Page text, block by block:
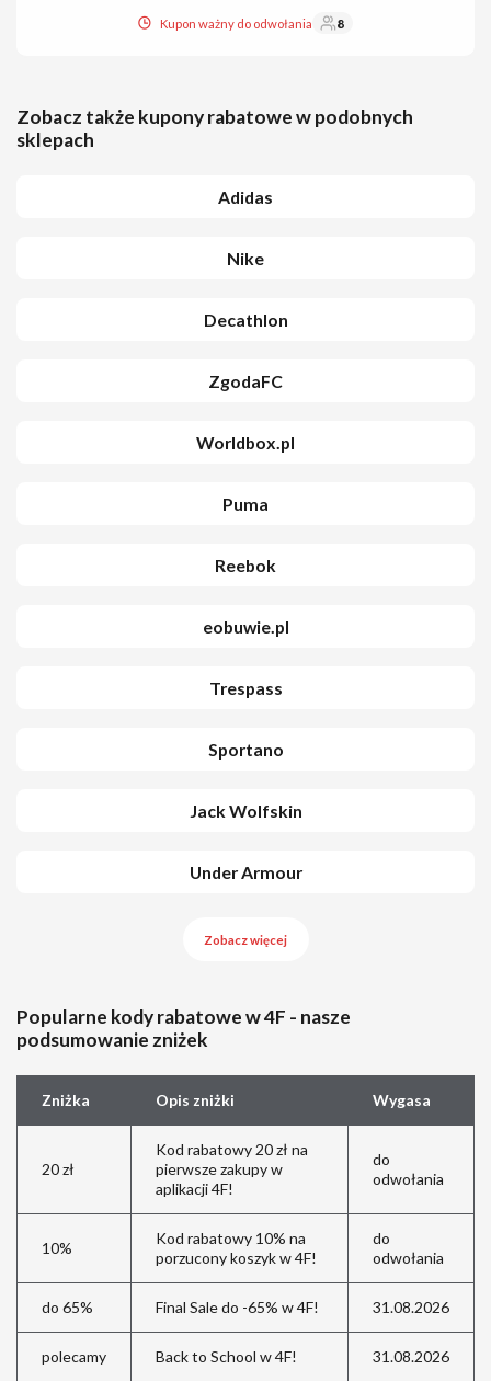
Kupon ważny do odwołania 8
Zobacz także kupony rabatowe w podobnych
sklepach
Adidas
Nike
Decathlon
ZgodaFC
Worldbox.pl
Puma
Reebok
eobuwie.pl
Trespass
Sportano
Jack Wolfskin
Under Armour
Zobacz więcej
Popularne kody rabatowe w 4F - nasze
podsumowanie zniżek
Zniżka Opis zniżki Wygasa
20 zł
Kod rabatowy 20 zł na
pierwsze zakupy w
aplikacji 4F!
do
odwołania
10%
Kod rabatowy 10% na
porzucony koszyk w 4F!
do
odwołania
do 65% Final Sale do -65% w 4F! 31.08.2026
polecamy Back to School w 4F! 31.08.2026